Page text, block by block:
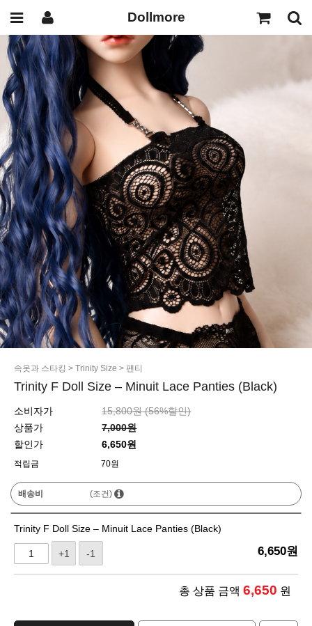
Dollmore
속옷과 스타킹 > Trinity Size > 팬티
Trinity F Doll Size – Minuit Lace Panties (Black)
소비자가 15,800원 (56%할인)
상품가
7,000원
할인가
6,650원
적립금 70원
배송비 (조건)
Trinity F Doll Size – Minuit Lace Panties (Black)
+1 -1 6,650원
총 상품 금액 6,650 원